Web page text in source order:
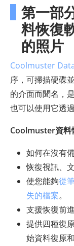
第一部
料恢復
的照片
Coolmuster
序，可掃描硬碟
的介面而聞名，
也可以使用它透
Coolmuster資料
如何在沒有
恢復視訊、
使您能夠從
失的檔案。
支援恢復前
提供四種復
始資料復原